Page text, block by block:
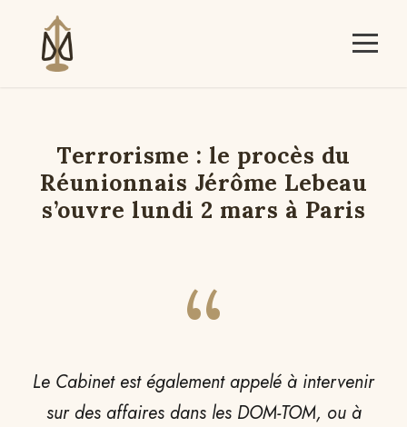
Terrorisme : le procès du
Réunionnais Jérôme Lebeau
s’ouvre lundi 2 mars à Paris
“
Le Cabinet est également appelé à intervenir
sur des affaires dans les DOM-TOM, ou à